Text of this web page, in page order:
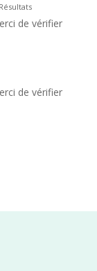
de vérifier
de vérifier